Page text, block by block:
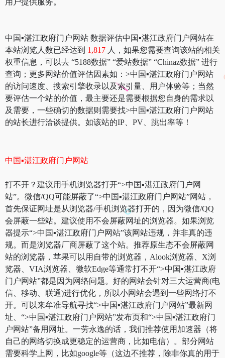
中国▪湛江政府门户网站 数据评估中国▪湛江政府门户网站在
本站浏览人数已经达到 1,817 人，如果您需要查询该站的相关
权重信息，可以去 “5188数据” “爱站数据” “Chinaz数据” 进行
查询；更多网站价值评估因素如：>中国▪湛江政府门户网站
的访问速度、搜索引擎收录以及索引量、用户体验等；当然
要评估一个站的价值，最主要还是需要根据您自身的需求以
及需要，一些确切的数据则需要找>中国▪湛江政府门户网站
的站长进行洽谈提供。如该站的IP、PV、跳出率等！
中国▪湛江政府门户网站
打不开？建议用手机浏览器打开“>中国▪湛江政府门户网
站”。微信/QQ可能屏蔽了“>中国▪湛江政府门户网站”网站，
首先保证网址是从浏览器/手机浏览器打开的，因为微信/QQ
会屏蔽一些站。建议使用不会屏蔽网址的浏览器。如果浏览
器提示“>中国▪湛江政府门户网站”该网站违规，并非真的违
规。而是浏览器厂商屏蔽了这个站。推荐原生态不会屏蔽网
站的浏览器，苹果可以用自带的浏览器，Alook浏览器、X浏
览器、VIA浏览器、微软Edge等通常打不开“>中国▪湛江政府
门户网站”都是因为网络问题。好的网站会针对三大运营商(电
信、移动、联通)进行优化，所以小网站会遇到一些网络打不
开。可以来牟准导航寻找“>中国▪湛江政府门户网站”最新网
址、“>中国▪湛江政府门户网站”发布页和“>中国▪湛江政府门
户网站”备用网址。一劳永逸的话，我们推荐使用加速器（将
自己的网络切换成更稳定的运营商，比如电信）。部分网站
需要科学上网，比如google等（这边不推荐，除非你真的用于